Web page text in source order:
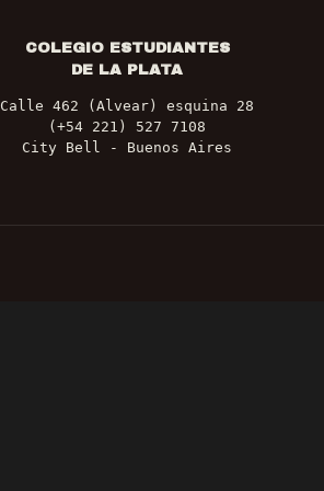
COLEGIO ESTUDIANTES
DE LA PLATA
Calle 462 (Alvear) esquina 28
(+54 221) 527 7108
City Bell - Buenos Aires